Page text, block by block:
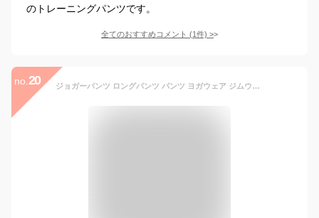
のトレーニングパンツです。
全てのおすすめコメント (1件) >
no. 20 ジョガーパンツ ロングパンツ パンツ ヨガウェア ジムウェア フィットネスウェア スポーツウェア ヨガ ダンス トレーニング エクササイズ ジャージ ジョギング ウォーキング レディース 吸汗速乾 在宅トレー 春 夏 春夏 CK061